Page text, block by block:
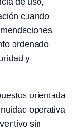
cuando
ordenado
y
orientada
operativa
sin